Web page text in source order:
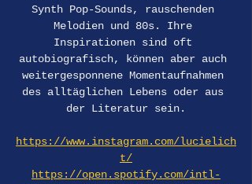
Synth Pop-Sounds, rauschenden
Melodien und 80s. Ihre
Inspirationen sind oft
autobiografisch, können aber auch
weitergesponnene Momentaufnahmen
des alltäglichen Lebens oder aus
der Literatur sein.
https://www.instagram.com/lucielich
t/
https://open.spotify.com/intl-